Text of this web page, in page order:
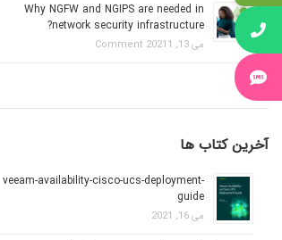
Why NGFW and NGIPS are needed in
network security infrastructure?
می 13, 2021 1 Comment
آخرین کتاب ها
veeam-availability-cisco-ucs-deployment-
guide
می 16, 2021